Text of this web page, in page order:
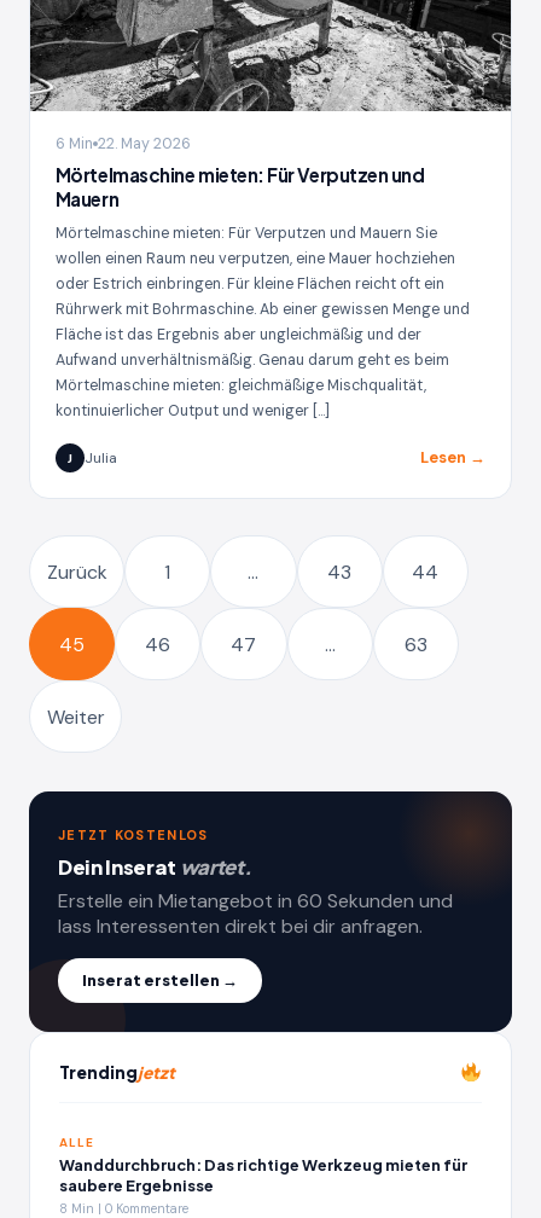
6 Min 22. May 2026
Mörtelmaschine mieten: Für Verputzen und
Mauern
Mörtelmaschine mieten: Für Verputzen und Mauern Sie
wollen einen Raum neu verputzen, eine Mauer hochziehen
oder Estrich einbringen. Für kleine Flächen reicht oft ein
Rührwerk mit Bohrmaschine. Ab einer gewissen Menge und
Fläche ist das Ergebnis aber ungleichmäßig und der
Aufwand unverhältnismäßig. Genau darum geht es beim
Mörtelmaschine mieten: gleichmäßige Mischqualität,
kontinuierlicher Output und weniger […]
J Julia Lesen →
Zurück 1 … 43 44
45 46 47 … 63
Weiter
JETZT KOSTENLOS
Dein Inserat wartet.
Erstelle ein Mietangebot in 60 Sekunden und
lass Interessenten direkt bei dir anfragen.
Inserat erstellen →
Trendingjetzt
ALLE
Wanddurchbruch: Das richtige Werkzeug mieten für
saubere Ergebnisse
8 Min | 0 Kommentare